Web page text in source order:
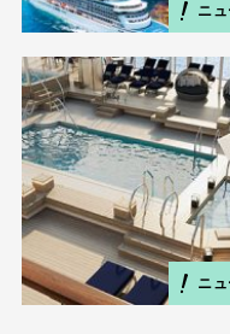
ニ
ニ